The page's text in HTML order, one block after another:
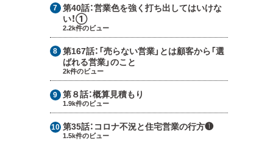
第40話：営業色を強く打ち出してはいけな
い！①
2.2k件のビュー
第167話： 「売らない営業」とは顧客から「選
ばれる営業」のこと
2k件のビュー
第８話：概算見積もり
1.9k件のビュー
第35話： コロナ不況と住宅営業の行方❶
1.5k件のビュー